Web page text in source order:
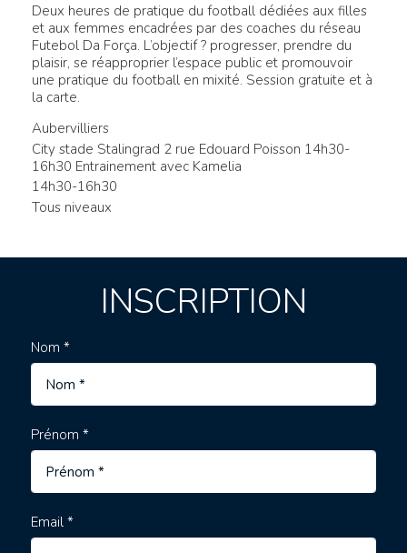
Deux heures de pratique du football dédiées aux filles
et aux femmes encadrées par des coaches du réseau
Futebol Da Força. L’objectif ? progresser, prendre du
plaisir, se réapproprier l’espace public et promouvoir
une pratique du football en mixité. Session gratuite et à
la carte.
Aubervilliers
City stade Stalingrad 2 rue Edouard Poisson 14h30-
16h30 Entrainement avec Kamelia
14h30-16h30
Tous niveaux
INSCRIPTION
Nom *
Prénom *
Email *